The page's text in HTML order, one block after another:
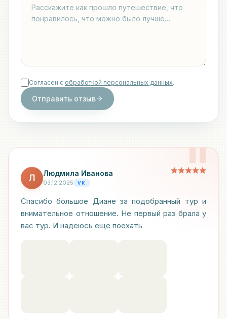
Согласен с обработкой персональных данных.
Отправить отзыв
"
Л Людмила Иванова
03.12.2025 VK
Спасибо большое Диане за подобранный тур и
внимательное отношение. Не первый раз брала у
вас тур. И надеюсь еще поехать